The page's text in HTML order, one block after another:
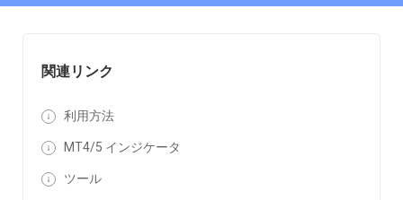
関連リンク
利用方法
MT4/5 インジケータ
ツール